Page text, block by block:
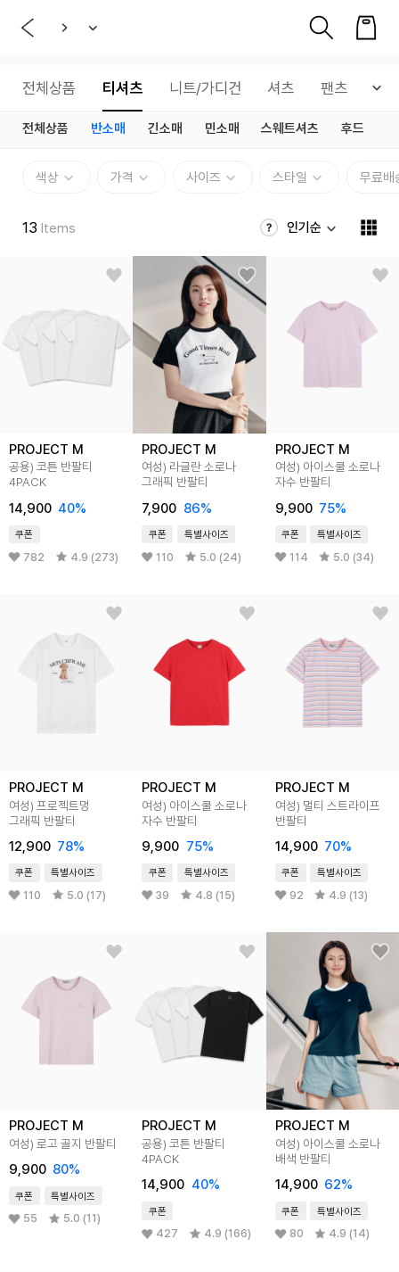
전체상품 티셔츠 니트/가디건 셔츠 팬츠 데
전체상품 반소매 긴소매 민소매 스웨트셔츠 후드
색상 가격 사이즈 스타일 무료배
13 Items 인기순
PROJECT M
공용) 코튼 반팔티
4PACK
14,900 40%
쿠폰
782 4.9 (273)
PROJECT M
여성) 라글란 소로나
그래픽 반팔티
7,900 86%
쿠폰 특별사이즈
110 5.0 (24)
PROJECT M
여성) 아이스쿨 소로나
자수 반팔티
9,900 75%
쿠폰 특별사이즈
114 5.0 (34)
PROJECT M
여성) 프로젝트멍
그래픽 반팔티
12,900 78%
쿠폰 특별사이즈
110 5.0 (17)
PROJECT M
여성) 아이스쿨 소로나
자수 반팔티
9,900 75%
쿠폰 특별사이즈
39 4.8 (15)
PROJECT M
여성) 멀티 스트라이프
반팔티
14,900 70%
쿠폰 특별사이즈
92 4.9 (13)
PROJECT M
여성) 로고 골지 반팔티
9,900 80%
쿠폰 특별사이즈
55 5.0 (11)
PROJECT M
공용) 코튼 반팔티
4PACK
14,900 40%
쿠폰
427 4.9 (166)
PROJECT M
여성) 아이스쿨 소로나
배색 반팔티
14,900 62%
쿠폰 특별사이즈
80 4.9 (14)